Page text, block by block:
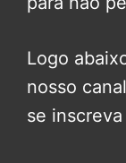
Logo
nosso
se inscreva